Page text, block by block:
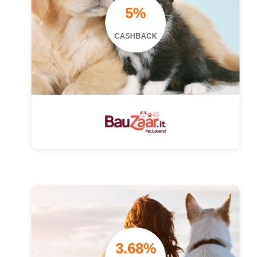
5%
CASHBACK
3.68%